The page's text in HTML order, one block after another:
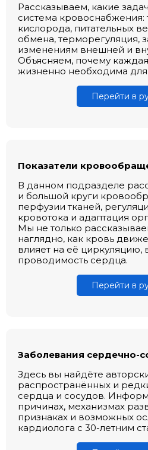
Рассказываем, какие
система кровоснабжения:
кислорода, питательных
обмена, терморегуляция,
изменениям внешней и
Объясняем, почему
жизненно необходима
Перейти в
Показатели
В данном подразделе
и большой круги
перфузии тканей,
кровотока и адаптация
Мы не только
наглядно, как кровь
влияет на её циркуляцию,
проводимость сердца.
Перейти в
Заболевания сердечно-
Здесь вы найдёте
распространённых и
сердца и сосудов.
причинах, механизмах
признаках и возможных
кардиолога с 30-летним